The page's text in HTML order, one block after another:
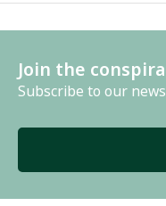
Join the
Subscribe to our